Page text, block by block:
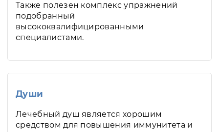
Также полезен комплекс упражнений
подобранный
высококвалифицированными
специалистами.
Души
Лечебный душ является хорошим
средством для повышения иммунитета и